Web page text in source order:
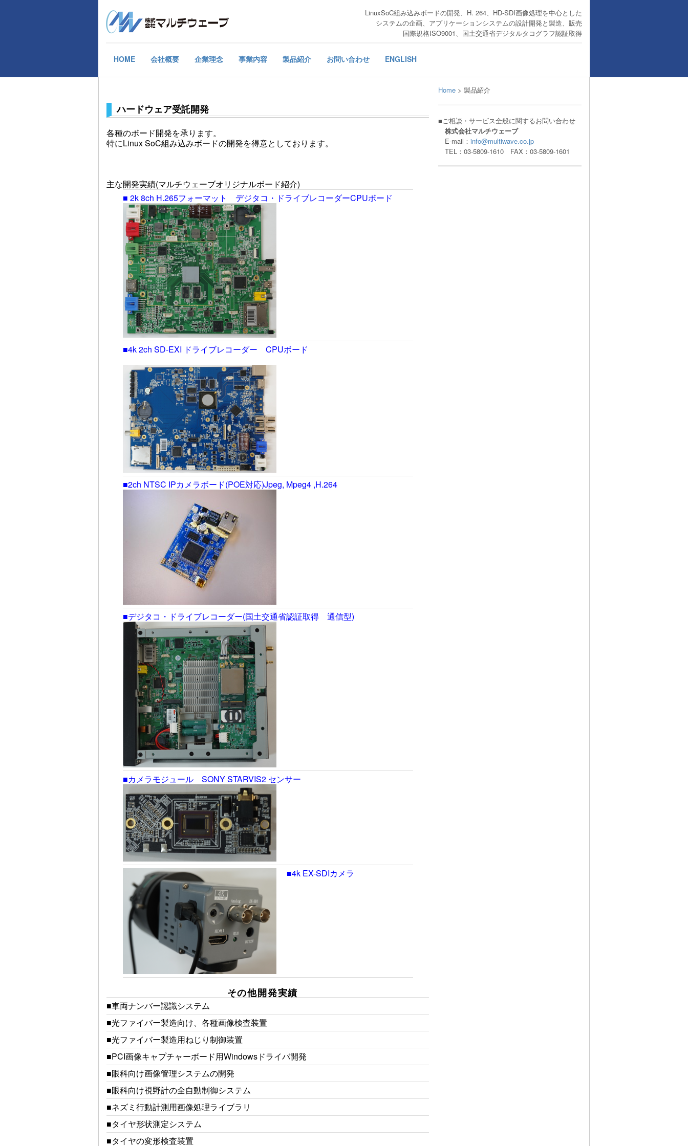
LinuxSoC組み込みボードの開発、H. 264、HD-SDI画像処理を中心とした
システムの企画、アプリケーションシステムの設計開発と製造、販売
国際規格ISO9001、国土交通省デジタルタコグラフ認証取得
HOME 会社概要 企業理念 事業内容 製品紹介 お問い合わせ ENGLISH
ハードウェア受託開発
各種のボード開発を承ります。
特にLinux SoC組み込みボードの開発を得意としております。
主な開発実績(マルチウェーブオリジナルボード紹介)
■ 2k 8ch H.265フォーマット デジタコ・ドライブレコーダーCPUボード
■4k 2ch SD-EXI ドライブレコーダー CPUボード
■2ch NTSC IPカメラボード(POE対応)Jpeg, Mpeg4 ,H.264
■デジタコ・ドライブレコーダー(国土交通省認証取得 通信型)
■カメラモジュール SONY STARVIS2 センサー
■4k EX-SDIカメラ
その他開発実績
■車両ナンバー認識システム
■光ファイバー製造向け、各種画像検査装置
■光ファイバー製造用ねじり制御装置
■PCI画像キャプチャーボード用Windowsドライバ開発
■眼科向け画像管理システムの開発
■眼科向け視野計の全自動制御システム
■ネズミ行動計測用画像処理ライブラリ
■タイヤ形状測定システム
■タイヤの変形検査装置
Home > 製品紹介
■ご相談・サービス全般に関するお問い合わせ
株式会社マルチウェーブ
E-mail： info@multiwave.co.jp
TEL：03-5809-1610 FAX：03-5809-1601